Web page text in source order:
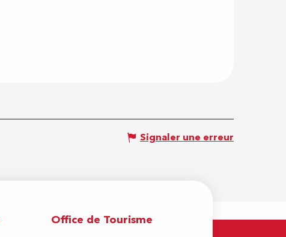
Signaler une erreur
Office de Tourisme